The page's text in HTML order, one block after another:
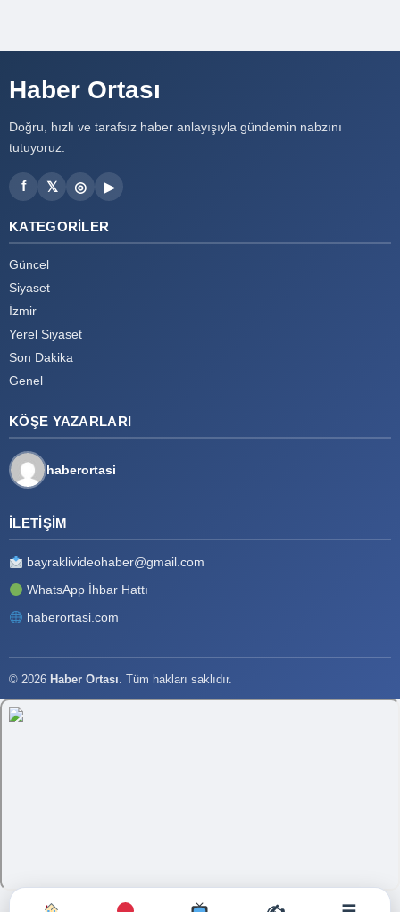
Haber Ortası
Doğru, hızlı ve tarafsız haber anlayışıyla gündemin nabzını
tutuyoruz.
f 𝕏 ◎ ▶
KATEGORILER
Güncel
Siyaset
İzmir
Yerel Siyaset
Son Dakika
Genel
KÖŞE YAZARLARI
haberortasi
İLETIŞIM
bayraklivideohaber@gmail.com
WhatsApp İhbar Hattı
haberortasi.com
© 2026 Haber Ortası. Tüm hakları saklıdır.